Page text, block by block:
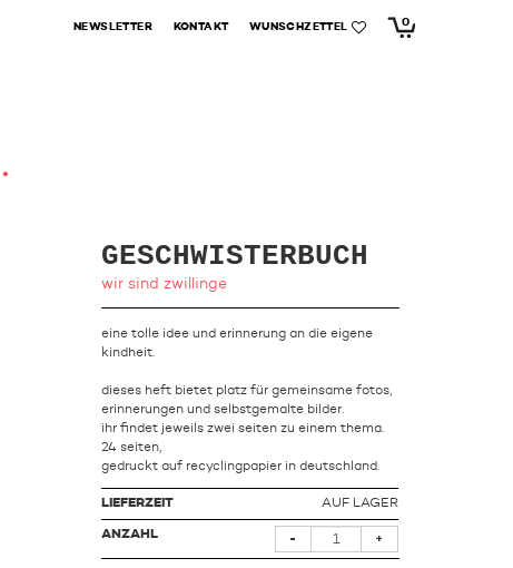
NEWSLETTER KONTAKT WUNSCHZETTEL 0
GESCHWISTERBUCH
wir sind zwillinge
eine tolle idee und erinnerung an die eigene
kindheit.
dieses heft bietet platz für gemeinsame fotos,
erinnerungen und selbstgemalte bilder.
ihr findet jeweils zwei seiten zu einem thema.
24 seiten,
gedruckt auf recyclingpapier in deutschland.
LIEFERZEIT AUF LAGER
ANZAHL - +